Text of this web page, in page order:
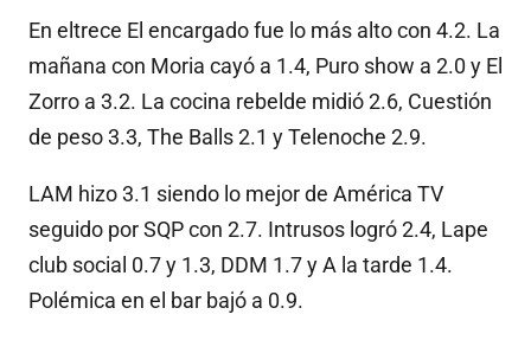
En eltrece El encargado fue lo más alto con 4.2. La
mañana con Moria cayó a 1.4, Puro show a 2.0 y El
Zorro a 3.2. La cocina rebelde midió 2.6, Cuestión
de peso 3.3, The Balls 2.1 y Telenoche 2.9.
LAM hizo 3.1 siendo lo mejor de América TV
seguido por SQP con 2.7. Intrusos logró 2.4, Lape
club social 0.7 y 1.3, DDM 1.7 y A la tarde 1.4.
Polémica en el bar bajó a 0.9.